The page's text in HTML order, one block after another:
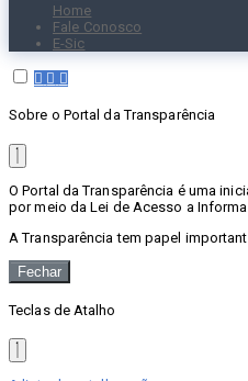
Home
Fale Conosco
E-Sic
Sobre o Portal da Transparência
O Portal da Transparência é uma
por meio da Lei de Acesso a
A Transparência tem papel
Fechar
Teclas de Atalho